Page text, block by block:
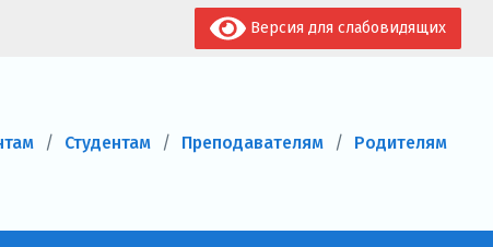
Версия для слабовидящих
Студентам Преподавателям Родителям